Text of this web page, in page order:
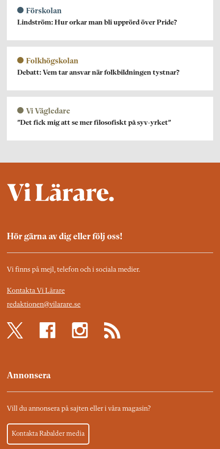
Förskolan
Lindström: Hur orkar man bli upprörd över Pride?
Folkhögskolan
Debatt: Vem tar ansvar när folkbildningen tystnar?
Vi Vägledare
”Det fick mig att se mer filosofiskt på syv-yrket”
Hör gärna av dig eller följ oss!
Vi finns på mejl, telefon och i sociala medier.
Kontakta Vi Lärare
redaktionen@vilarare.se
Annonsera
Vill du annonsera på sajten eller i våra magasin?
Kontakta Rabalder media